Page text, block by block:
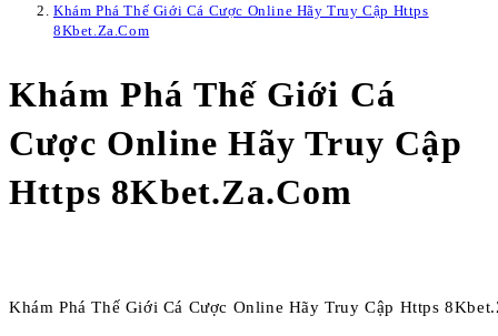
Khám Phá Thế Giới Cá Cược Online Hãy Truy Cập Https
8Kbet.Za.Com
Khám Phá Thế Giới Cá
Cược Online Hãy Truy Cập
Https 8Kbet.Za.Com
Khám Phá Thế Giới Cá Cược Online Hãy Truy Cập Https